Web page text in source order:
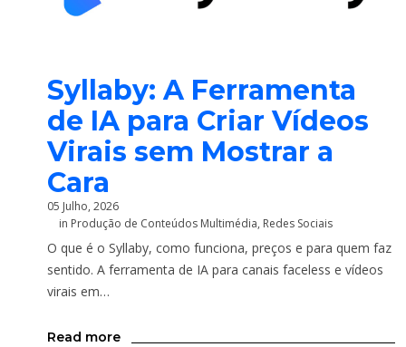
Syllaby: A Ferramenta
de IA para Criar Vídeos
Virais sem Mostrar a
Cara
05 Julho, 2026
in Produção de Conteúdos Multimédia, Redes Sociais
O que é o Syllaby, como funciona, preços e para quem faz
sentido. A ferramenta de IA para canais faceless e vídeos
virais em…
Read more